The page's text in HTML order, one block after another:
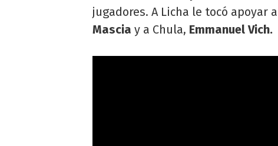
jugadores. A Licha le tocó apoyar a
Mascia y a Chula, Emmanuel Vich.